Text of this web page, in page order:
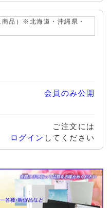
品）※北海道・沖縄県・
会員のみ公開
ご注文には
ログイン してください